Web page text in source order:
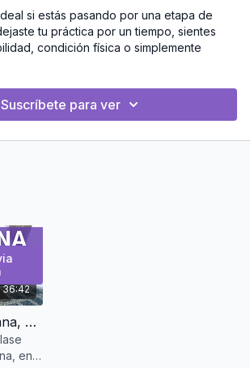
si estás pasando por una etapa de
tu práctica por un tiempo, sientes
condición física o simplemente
oportunidad de descansar y reiniciar con
prácticas suaves que te ayudarán a
prepara tus apoyos para que la
cómoda y profunda:
(puedes sustituirlo con 2 almohadas
para dar soporte y elevar zonas del
libros firmes)
(opcional, para estiramientos)
para apoyo en algunas posturas
Suscríbete para ver
36:42
35 min Mi columna, mi pirámide | Clase Restaurativa
en